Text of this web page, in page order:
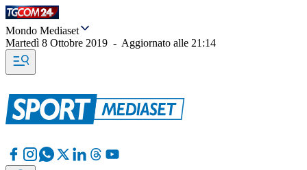
Mondo Mediaset
Martedì 8 Ottobre 2019 - Aggiornato alle 21:14